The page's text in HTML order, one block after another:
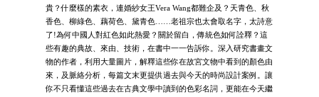
貴？什麼樣的素衣，連婚紗女王Vera Wang都難企及？天青色、秋
香色、柳綠色、藕荷色、黛青色……老祖宗也太會取名字，太詩意
了!為何中國人對紅色如此熱愛？關於留白，傳統色如何詮釋？這
些有趣的典故、來由、技術，在書中一一告訴你。深入研究書畫文
物的作者，利用大量圖片，解釋這些你在故宮文物中看到的顏色由
來，及脈絡分析，每篇文末更提供過去與今天的時尚設計案例。讓
你不只看懂這些過去在古典文學中讀到的色彩名詞，更能在今天繼